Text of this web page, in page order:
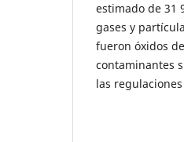
estimado de 31
gases y
fueron óxidos
contaminantes
las